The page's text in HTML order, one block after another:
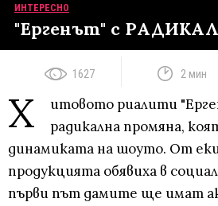
ИНТЕРЕСНО
"Ергенът" с
1627 2 мин
Х
итовото риалити
радикална промяна,
динамиката на шоуто. От
продукцията обявиха в
първи път дамите ще имат